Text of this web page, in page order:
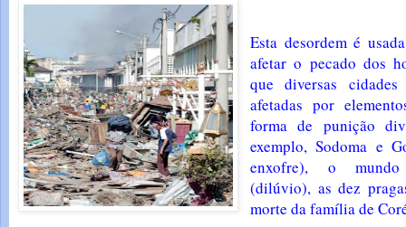
Esta desordem é
afetar o pecado dos
que diversas
afetadas por
forma de punição
exemplo, Sodoma e
enxofre), o mundo
(dilúvio), as dez
morte da família de